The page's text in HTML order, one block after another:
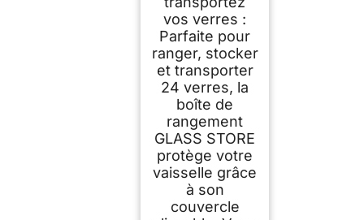
vos verres :
Parfaite pour
ranger, stocker
et transporter
24 verres, la
boîte de
rangement
GLASS STORE
protège votre
vaisselle grâce
à son
couvercle